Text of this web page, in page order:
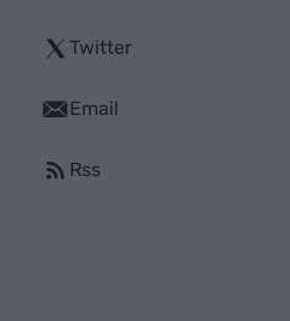
Twitter
Email
Rss